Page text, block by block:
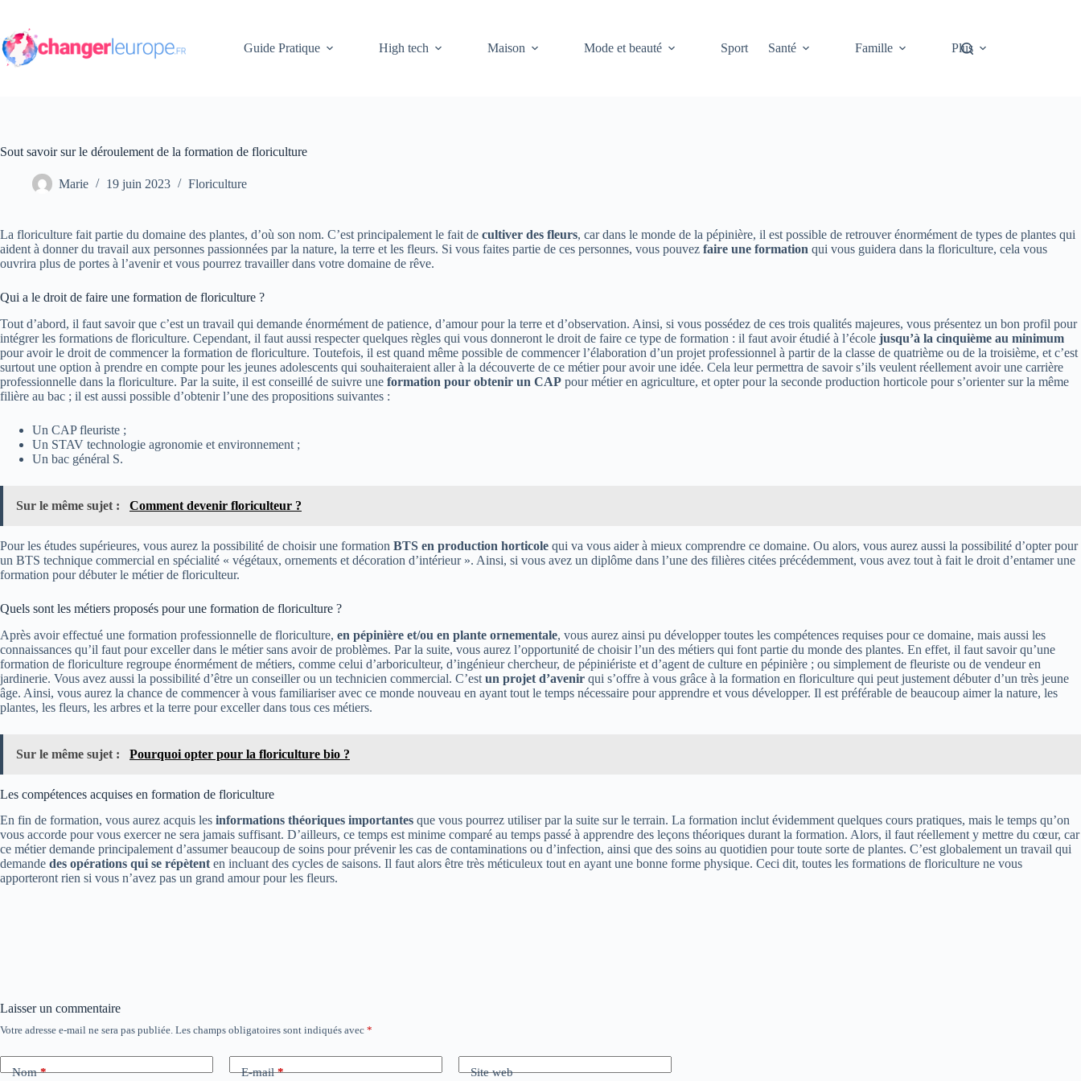
contenu
Guide Pratique
High tech Maison Mode et beauté Sport Santé Famille Plus
Sout savoir sur le déroulement de la formation de floriculture
Marie 19 juin 2023 Floriculture
La floriculture fait partie du domaine des plantes, d’où son nom. C’est principalement le fait de cultiver des fleurs, car dans le monde de la pépinière, il est possible de retrouver énormément de types de plantes qui
aident à donner du travail aux personnes passionnées par la nature, la terre et les fleurs. Si vous faites partie de ces personnes, vous pouvez faire une formation qui vous guidera dans la floriculture, cela vous
ouvrira plus de portes à l’avenir et vous pourrez travailler dans votre domaine de rêve.
Qui a le droit de faire une formation de floriculture ?
Tout d’abord, il faut savoir que c’est un travail qui demande énormément de patience, d’amour pour la terre et d’observation. Ainsi, si vous possédez de ces trois qualités majeures, vous présentez un bon profil pour
intégrer les formations de floriculture. Cependant, il faut aussi respecter quelques règles qui vous donneront le droit de faire ce type de formation : il faut avoir étudié à l’école jusqu’à la cinquième au minimum
pour avoir le droit de commencer la formation de floriculture. Toutefois, il est quand même possible de commencer l’élaboration d’un projet professionnel à partir de la classe de quatrième ou de la troisième, et c’est
surtout une option à prendre en compte pour les jeunes adolescents qui souhaiteraient aller à la découverte de ce métier pour avoir une idée. Cela leur permettra de savoir s’ils veulent réellement avoir une carrière
professionnelle dans la floriculture. Par la suite, il est conseillé de suivre une formation pour obtenir un CAP pour métier en agriculture, et opter pour la seconde production horticole pour s’orienter sur la même
filière au bac ; il est aussi possible d’obtenir l’une des propositions suivantes :
Un CAP fleuriste ;
Un STAV technologie agronomie et environnement ;
Un bac général S.
Sur le même sujet : Comment devenir floriculteur ?
Pour les études supérieures, vous aurez la possibilité de choisir une formation BTS en production horticole qui va vous aider à mieux comprendre ce domaine. Ou alors, vous aurez aussi la possibilité d’opter pour
un BTS technique commercial en spécialité « végétaux, ornements et décoration d’intérieur ». Ainsi, si vous avez un diplôme dans l’une des filières citées précédemment, vous avez tout à fait le droit d’entamer une
formation pour débuter le métier de floriculteur.
Quels sont les métiers proposés pour une formation de floriculture ?
Après avoir effectué une formation professionnelle de floriculture, en pépinière et/ou en plante ornementale, vous aurez ainsi pu développer toutes les compétences requises pour ce domaine, mais aussi les
connaissances qu’il faut pour exceller dans le métier sans avoir de problèmes. Par la suite, vous aurez l’opportunité de choisir l’un des métiers qui font partie du monde des plantes. En effet, il faut savoir qu’une
formation de floriculture regroupe énormément de métiers, comme celui d’arboriculteur, d’ingénieur chercheur, de pépiniériste et d’agent de culture en pépinière ; ou simplement de fleuriste ou de vendeur en
jardinerie. Vous avez aussi la possibilité d’être un conseiller ou un technicien commercial. C’est un projet d’avenir qui s’offre à vous grâce à la formation en floriculture qui peut justement débuter d’un très jeune
âge. Ainsi, vous aurez la chance de commencer à vous familiariser avec ce monde nouveau en ayant tout le temps nécessaire pour apprendre et vous développer. Il est préférable de beaucoup aimer la nature, les
plantes, les fleurs, les arbres et la terre pour exceller dans tous ces métiers.
Sur le même sujet : Pourquoi opter pour la floriculture bio ?
Les compétences acquises en formation de floriculture
En fin de formation, vous aurez acquis les informations théoriques importantes que vous pourrez utiliser par la suite sur le terrain. La formation inclut évidemment quelques cours pratiques, mais le temps qu’on
vous accorde pour vous exercer ne sera jamais suffisant. D’ailleurs, ce temps est minime comparé au temps passé à apprendre des leçons théoriques durant la formation. Alors, il faut réellement y mettre du cœur, car
ce métier demande principalement d’assumer beaucoup de soins pour prévenir les cas de contaminations ou d’infection, ainsi que des soins au quotidien pour toute sorte de plantes. C’est globalement un travail qui
demande des opérations qui se répètent en incluant des cycles de saisons. Il faut alors être très méticuleux tout en ayant une bonne forme physique. Ceci dit, toutes les formations de floriculture ne vous
apporteront rien si vous n’avez pas un grand amour pour les fleurs.
Laisser un commentaire
Votre adresse e-mail ne sera pas publiée. Les champs obligatoires sont indiqués avec *
Nom* E-mail* Site web